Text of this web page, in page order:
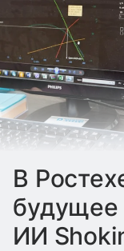
В
ИИ